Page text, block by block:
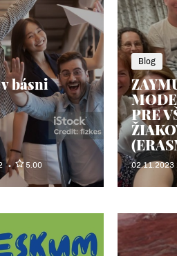
básni
5.00
Blog
PRE
02.11.2023